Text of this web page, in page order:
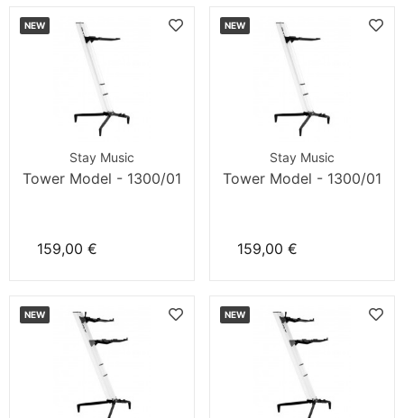
NEW
Stay Music
Tower Model - 1300/01
159,00 €
NEW
Stay Music
Tower Model - 1300/01
159,00 €
NEW NEW